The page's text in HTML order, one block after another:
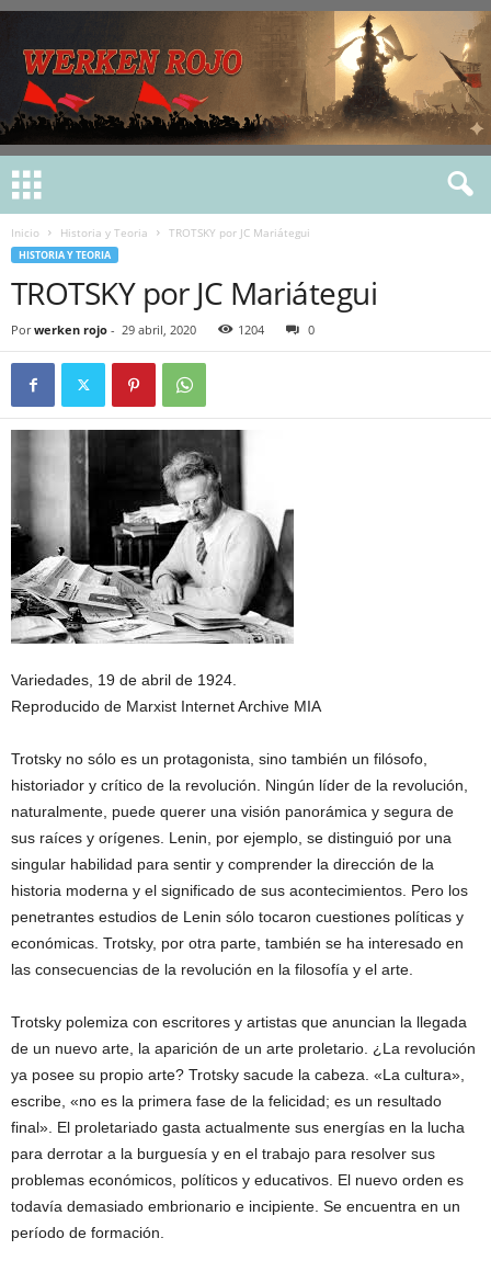
Inicio Historia y Teoria TROTSKY por JC Mariátegui
HISTORIA Y TEORIA
TROTSKY por JC Mariátegui
Por werken rojo - 29 abril, 2020 1204 0
Variedades, 19 de abril de 1924.
Reproducido de Marxist Internet Archive MIA
Trotsky no sólo es un protagonista, sino también un filósofo,
historiador y crítico de la revolución. Ningún líder de la revolución,
naturalmente, puede querer una visión panorámica y segura de
sus raíces y orígenes. Lenin, por ejemplo, se distinguió por una
singular habilidad para sentir y comprender la dirección de la
historia moderna y el significado de sus acontecimientos. Pero los
penetrantes estudios de Lenin sólo tocaron cuestiones políticas y
económicas. Trotsky, por otra parte, también se ha interesado en
las consecuencias de la revolución en la filosofía y el arte.
Trotsky polemiza con escritores y artistas que anuncian la llegada
de un nuevo arte, la aparición de un arte proletario. ¿La revolución
ya posee su propio arte? Trotsky sacude la cabeza. «La cultura»,
escribe, «no es la primera fase de la felicidad; es un resultado
final». El proletariado gasta actualmente sus energías en la lucha
para derrotar a la burguesía y en el trabajo para resolver sus
problemas económicos, políticos y educativos. El nuevo orden es
todavía demasiado embrionario e incipiente. Se encuentra en un
período de formación.